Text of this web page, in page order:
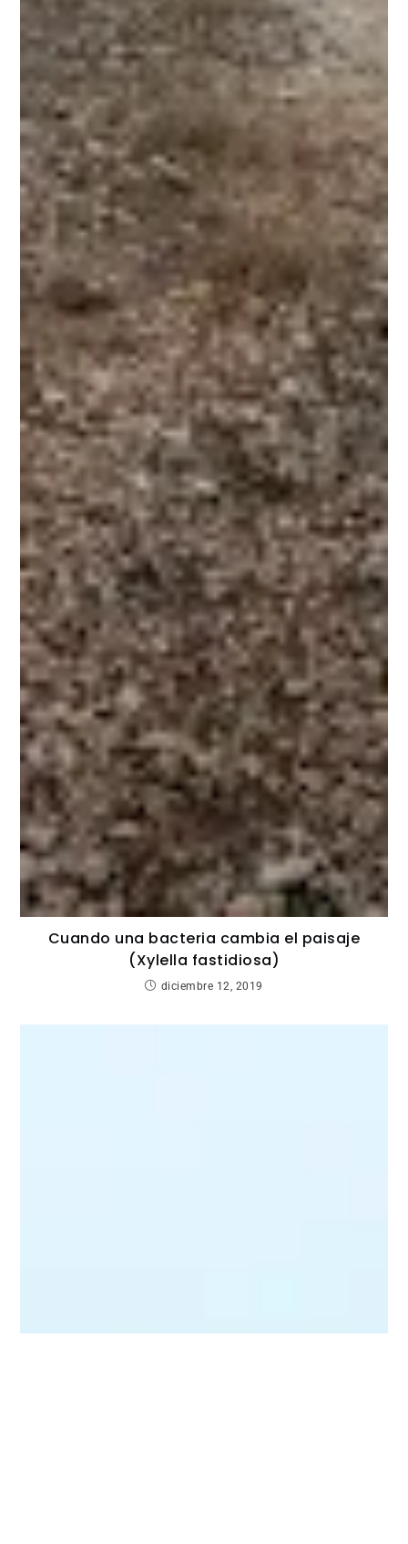
Cuando una bacteria cambia el paisaje
(Xylella fastidiosa)
diciembre 12, 2019